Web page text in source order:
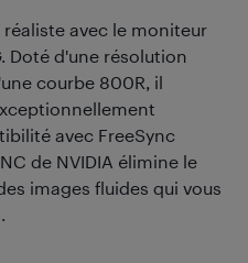
avec le moniteur
Doté d'une résolution
courbe 800R, il
avec FreeSync
de NVIDIA élimine le
images fluides qui vous